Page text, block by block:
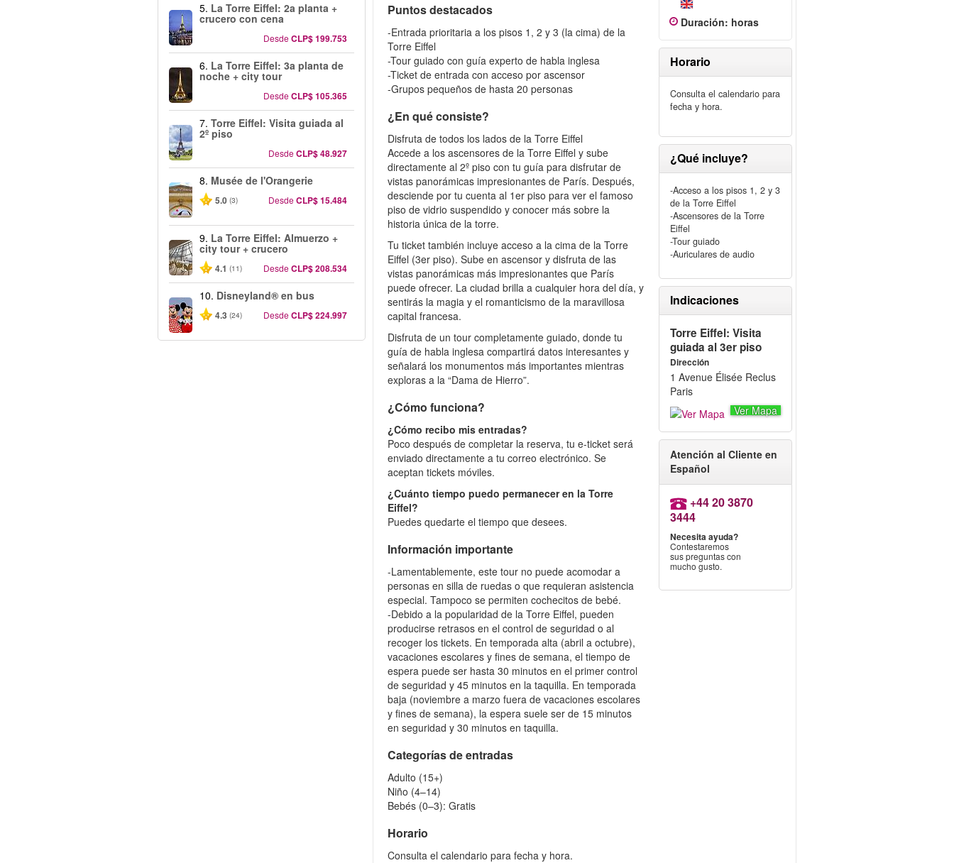
5. La Torre Eiffel: 2a planta +
crucero con cena
DesdeCLP$ 199.753
6. La Torre Eiffel: 3a planta de
noche + city tour
DesdeCLP$ 105.365
7. Torre Eiffel: Visita guiada al
2º piso
DesdeCLP$ 48.927
8. Musée de l'Orangerie
5.0 (3) DesdeCLP$ 15.484
9. La Torre Eiffel: Almuerzo +
city tour + crucero
4.1 (11) DesdeCLP$ 208.534
10. Disneyland® en bus
4.3 (24) DesdeCLP$ 224.997
Puntos destacados
-Entrada prioritaria a los pisos 1, 2 y 3 (la cima) de la
Torre Eiffel
-Tour guiado con guía experto de habla inglesa
-Ticket de entrada con acceso por ascensor
-Grupos pequeños de hasta 20 personas
¿En qué consiste?
Disfruta de todos los lados de la Torre Eiffel
Accede a los ascensores de la Torre Eiffel y sube
directamente al 2º piso con tu guía para disfrutar de
vistas panorámicas impresionantes de París. Después,
desciende por tu cuenta al 1er piso para ver el famoso
piso de vidrio suspendido y conocer más sobre la
historia única de la torre.
Tu ticket también incluye acceso a la cima de la Torre
Eiffel (3er piso). Sube en ascensor y disfruta de las
vistas panorámicas más impresionantes que París
puede ofrecer. La ciudad brilla a cualquier hora del día, y
sentirás la magia y el romanticismo de la maravillosa
capital francesa.
Disfruta de un tour completamente guiado, donde tu
guía de habla inglesa compartirá datos interesantes y
señalará los monumentos más importantes mientras
exploras a la “Dama de Hierro”.
¿Cómo funciona?
¿Cómo recibo mis entradas?
Poco después de completar la reserva, tu e-ticket será
enviado directamente a tu correo electrónico. Se
aceptan tickets móviles.
¿Cuánto tiempo puedo permanecer en la Torre
Eiffel?
Puedes quedarte el tiempo que desees.
Información importante
-Lamentablemente, este tour no puede acomodar a
personas en silla de ruedas o que requieran asistencia
especial. Tampoco se permiten cochecitos de bebé.
-Debido a la popularidad de la Torre Eiffel, pueden
producirse retrasos en el control de seguridad o al
recoger los tickets. En temporada alta (abril a octubre),
vacaciones escolares y fines de semana, el tiempo de
espera puede ser hasta 30 minutos en el primer control
de seguridad y 45 minutos en la taquilla. En temporada
baja (noviembre a marzo fuera de vacaciones escolares
y fines de semana), la espera suele ser de 15 minutos
en seguridad y 30 minutos en taquilla.
Categorías de entradas
Adulto (15+)
Niño (4–14)
Bebés (0–3): Gratis
Horario
Consulta el calendario para fecha y hora.
Duración: horas
Horario
Consulta el calendario para
fecha y hora.
¿Qué incluye?
-Acceso a los pisos 1, 2 y 3
de la Torre Eiffel
-Ascensores de la Torre
Eiffel
-Tour guiado
-Auriculares de audio
Indicaciones
Torre Eiffel: Visita
guiada al 3er piso
Dirección
1 Avenue Élisée Reclus
Paris
Ver Mapa
Atención al Cliente en
Español
+44 20 3870
3444
Necesita ayuda?
Contestaremos
sus preguntas con
mucho gusto.